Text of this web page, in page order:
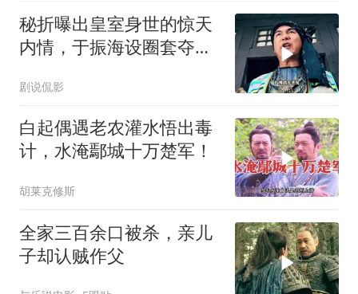
秘折曝出皇室身世的惊天
内情，于振海设圈套夺权
剧说侃影
白起偶遇老农灌水悟出毒
计，水淹鄢城十万楚军！
胡莱克修斯
全家三百余口被杀，亲儿
子却认贼作父